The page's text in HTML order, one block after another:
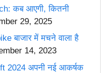
कब आएगी, कितनी
29, 2025
बाजार में मचने वाला है
14, 2023
2024 अपनी नई आकर्षक